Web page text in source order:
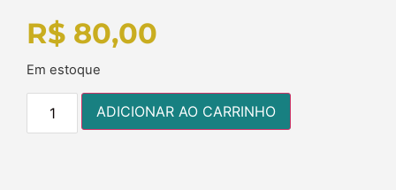
R$ 80,00
Em estoque
ADICIONAR AO CARRINHO